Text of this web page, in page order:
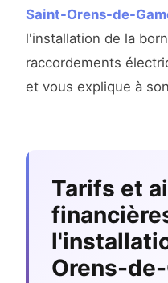
Saint-Orens-de-
l'installation de la
raccordements
et vous explique à
Tarifs et
Orens-